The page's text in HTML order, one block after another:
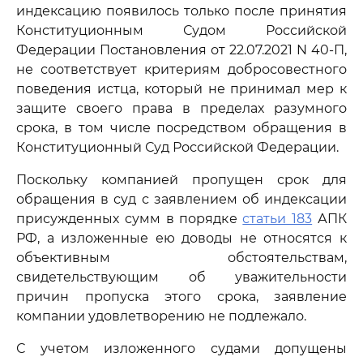
индексацию появилось только после принятия
Конституционным Судом Российской
Федерации Постановления от 22.07.2021 N 40-П,
не соответствует критериям добросовестного
поведения истца, который не принимал мер к
защите своего права в пределах разумного
срока, в том числе посредством обращения в
Конституционный Суд Российской Федерации.
Поскольку компанией пропущен срок для
обращения в суд с заявлением об индексации
присужденных сумм в порядкестатьи 183 АПК
РФ, а изложенные ею доводы не относятся к
объективным обстоятельствам,
свидетельствующим об уважительности
причин пропуска этого срока, заявление
компании удовлетворению не подлежало.
С учетом изложенного судами допущены